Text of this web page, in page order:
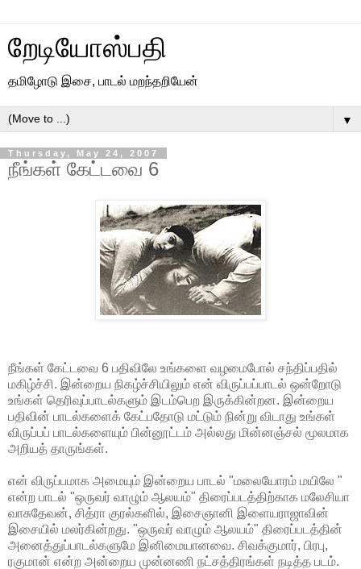
றேடியோஸ்பதி
தமிழோடு இசை, பாடல் மறந்தறியேன்
▼
Thursday, May 24, 2007
நீங்கள் கேட்டவை 6
நீங்கள் கேட்டவை 6 பதிவிலே உங்களை வழமைபோல் சந்திப்பதில்
மகிழ்ச்சி. இன்றைய நிகழ்ச்சியிலும் என் விருப்பப்பாடல் ஒன்றோடு
உங்கள் தெரிவுப்பாடல்களும் இடம்பெற இருக்கின்றன. இன்றைய
பதிவின் பாடல்களைக் கேட்பதோடு மட்டும் நின்று விடாது உங்கள்
விருப்பப் பாடல்களையும் பின்னூட்டம் அல்லது மின்னஞ்சல் மூலமாக
அறியத் தாருங்கள்.
என் விருப்பமாக அமையும் இன்றைய பாடல் "மலையோரம் மயிலே "
என்ற பாடல் "ஒருவர் வாழும் ஆலயம்" திரைப்படத்திற்காக மலேசியா
வாசுதேவன், சித்ரா குரல்களில், இசைஞானி இளையராஜாவின்
இசையில் மலர்கின்றது. "ஒருவர் வாழும் ஆலயம்" திரைப்படத்தின்
அனைத்துப்பாடல்களுமே இனிமையானவை. சிவக்குமார், பிரபு,
ரகுமான் என்ற அன்றைய முன்னணி நட்சத்திரங்கள் நடித்த படம்.